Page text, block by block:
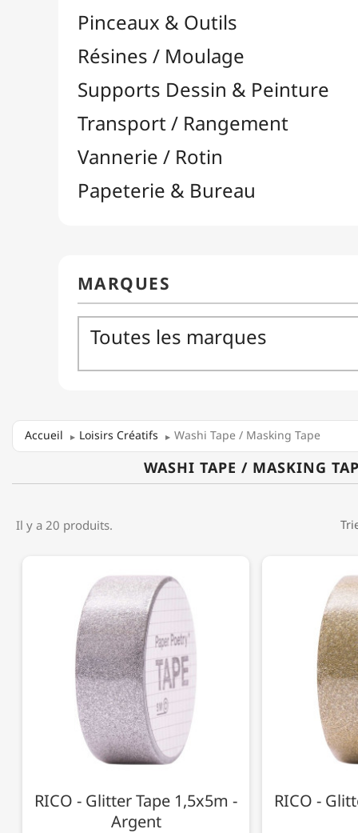
Accueil Loisirs Créatifs Washi Tape / Masking Tape
WASHI TAPE / MASKING
Il y a 20 produits.
RICO - Glitter Tape 1,5x5m -
Argent
RICO -